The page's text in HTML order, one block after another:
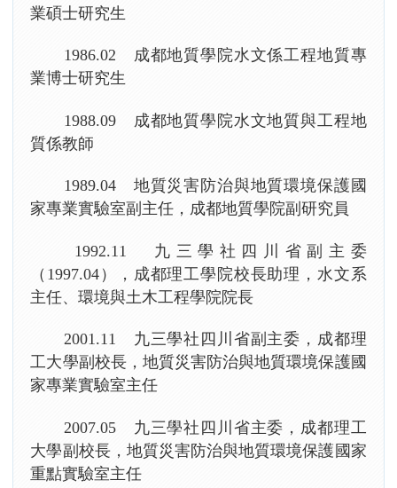
業碩士研究生
1986.02 成都地質學院水文係工程地質專
業博士研究生
1988.09 成都地質學院水文地質與工程地
質係教師
1989.04 地質災害防治與地質環境保護國
家專業實驗室副主任，成都地質學院副研究員
1992.11 九三學社四川省副主委
（1997.04），成都理工學院校長助理，水文系
主任、環境與土木工程學院院長
2001.11 九三學社四川省副主委，成都理
工大學副校長，地質災害防治與地質環境保護國
家專業實驗室主任
2007.05 九三學社四川省主委，成都理工
大學副校長，地質災害防治與地質環境保護國家
重點實驗室主任